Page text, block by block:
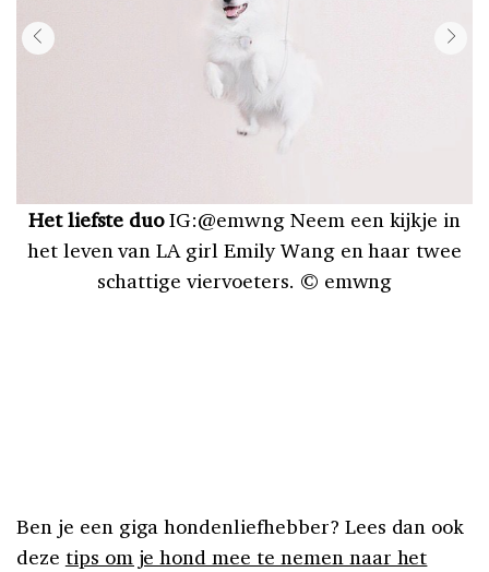
Het liefste duoIG:@emwng Neem een kijkje in
het leven van LA girl Emily Wang en haar twee
schattige viervoeters. © emwng
Ben je een giga hondenliefhebber? Lees dan ook
deze tips om je hond mee te nemen naar het